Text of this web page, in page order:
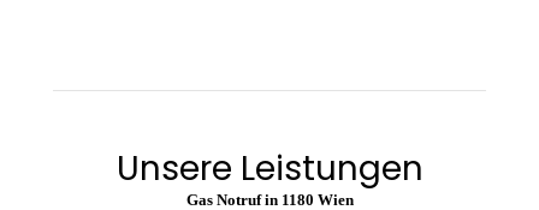
Unsere Leistungen
Gas Notruf in 1180 Wien